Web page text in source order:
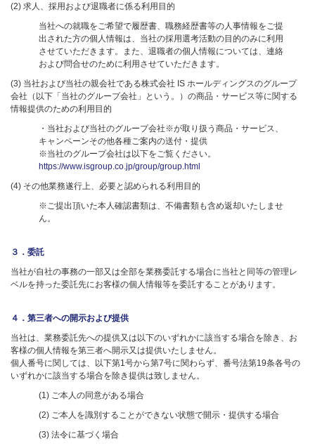
(2) 求人、採用および退職者に係る利用目的
当社への就職をご希望で履歴書、職務経歴書等の人事情報をご提
出された方の個人情報は、当社の採用選考活動の目的のみに利用
させていただきます。また、退職者の個人情報については、連絡
および問合せのために利用させていただきます。
(3) 当社および当社の親会社である株式会社 IS ホールディングスのグループ
会社（以下「当社のグループ会社」という。）の商品・サービス等に関する
情報提供のための利用目的
・当社および当社のグループ会社※が取り扱う商品・サービス、
キャンペーンその他各種ご案内の送付・提供
※当社のグループ会社は以下をご覧ください。
https://www.isgroup.co.jp/group/group.html
(4) その他業務遂行上、必要と認められる利用目的
※ご提出頂いた本人確認書類は、不備書類も含め返却いたしませ
ん。
３．委託
当社が自社の事務の一部又は全部を業務委託する場合に当社と同等の管理レ
ベルを持った委託先にお客様の個人情報等を委託することがあります。
４．第三者への開示および提供
当社は、業務委託先への提供又は以下のいずれかに該当する場合を除き、お
客様の個人情報を第三者へ開示又は提供いたしません。
個人番号に関しては、以下第1号から第7号に関わらず、番号法第19条各号の
いずれかに該当する場合を除き提供は致しません。
(1) ご本人の同意がある場合
(2) ご本人を識別することができない状態で開示・提供する場合
(3) 法令に基づく場合